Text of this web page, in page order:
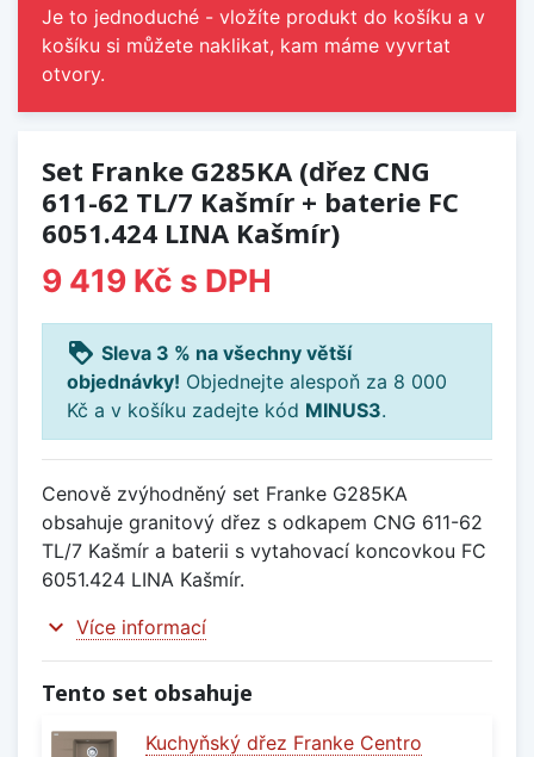
Je to jednoduché - vložíte produkt do košíku a v
košíku si můžete naklikat, kam máme vyvrtat
otvory.
Set Franke G285KA (dřez CNG
611-62 TL/7 Kašmír + baterie FC
6051.424 LINA Kašmír)
9 419 Kč s DPH
loyalty Sleva 3 % na všechny větší
objednávky! Objednejte alespoň za 8 000
Kč a v košíku zadejte kód MINUS3.
Cenově zvýhodněný set Franke G285KA
obsahuje granitový dřez s odkapem CNG 611-62
TL/7 Kašmír a baterii s vytahovací koncovkou FC
6051.424 LINA Kašmír.
expand_more Více informací
Tento set obsahuje
Kuchyňský dřez Franke Centro